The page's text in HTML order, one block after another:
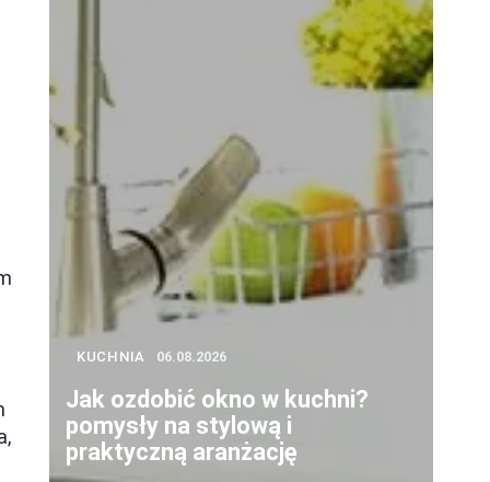
KUCHNIA 06.08.2026
Jak ozdobić okno w kuchni?
pomysły na stylową i
praktyczną aranżację